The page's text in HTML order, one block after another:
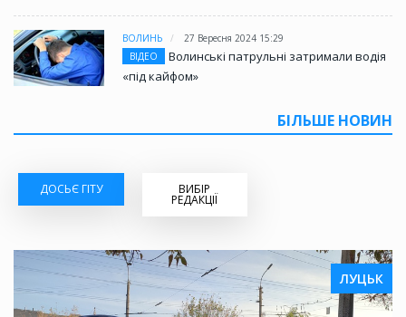
ВОЛИНЬ
27 Вересня 2024 15:29
ВІДЕО
Волинські патрульні затримали водія
«під кайфом»
БІЛЬШЕ НОВИН
ДОСЬЄ ГІТУ ВИБІР
РЕДАКЦІЇ
ЛУЦЬК